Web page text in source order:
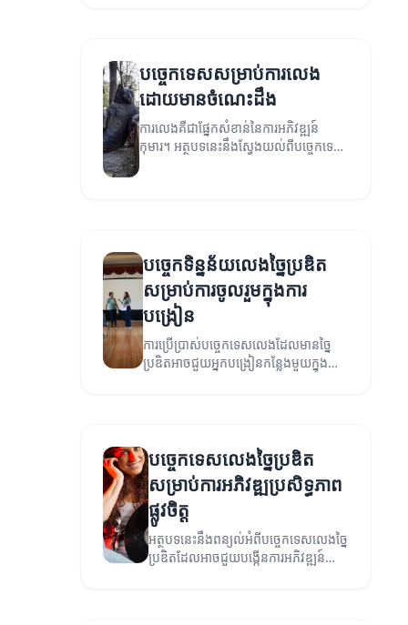
បច្ចេកទេសសម្រាប់ការលេង
ដោយមានចំណេះដឹង
ការលេងគឺជាផ្នែកសំខាន់នៃការអភិវឌ្ឍន៍
កុមារ។ អត្ថបទនេះនឹងស្វែងយល់ពីបច្ចេកទេស
បច្ចេកទិន្នន័យលេងច្នៃប្រឌិត
សម្រាប់ការចូលរួមក្នុងការ
បង្រៀន
ការប្រើប្រាស់បច្ចេកទេសលេងដែលមានច្នៃ
ប្រឌិតអាចជួយអ្នកបង្រៀនកន្លែងមួយក្នុងការ
បច្ចេកទេសលេងច្នៃប្រឌិត
សម្រាប់ការអភិវឌ្ឍប្រសិទ្ធភាព
ផ្លូវចិត្ត
អត្ថបទនេះនឹងពន្យល់អំពីបច្ចេកទេសលេងច្នៃ
ប្រឌិតដែលអាចជួយបង្កើនការអភិវឌ្ឍន៍